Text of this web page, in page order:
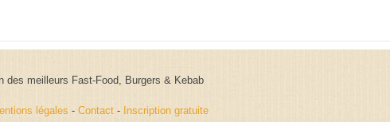
des meilleurs Fast-Food, Burgers & Kebab
légales - Contact- Inscription gratuite